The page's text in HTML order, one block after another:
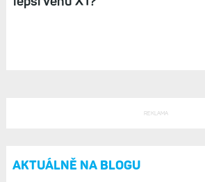
náramek, tentokrát se